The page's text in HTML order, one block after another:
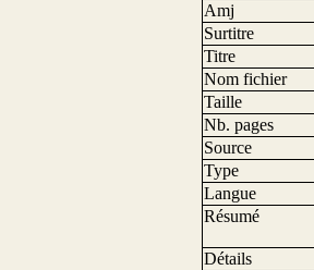
Amj
Surtitre
Titre
Nom fichier
Taille
Nb. pages
Source
Type
Langue
Résumé
Détails